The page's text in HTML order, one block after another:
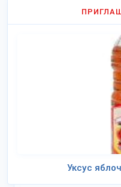
Уксус